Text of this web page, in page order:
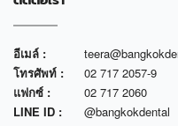
อีเมล์ :
โทรศัพท์ :
02 717 2057-9
แฟกซ์ :
02 717 2060
LINE ID :
@bangkokdental